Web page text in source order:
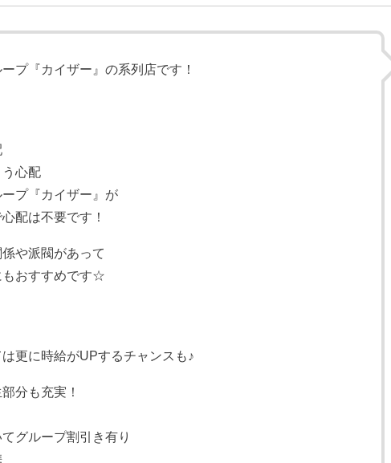
プ『カイザー』の系列店です！
う心配
プ『カイザー』が
配は不要です！
や派閥があって
もおすすめです☆
更に時給がUPするチャンスも♪
分も充実！
グループ割引き有り